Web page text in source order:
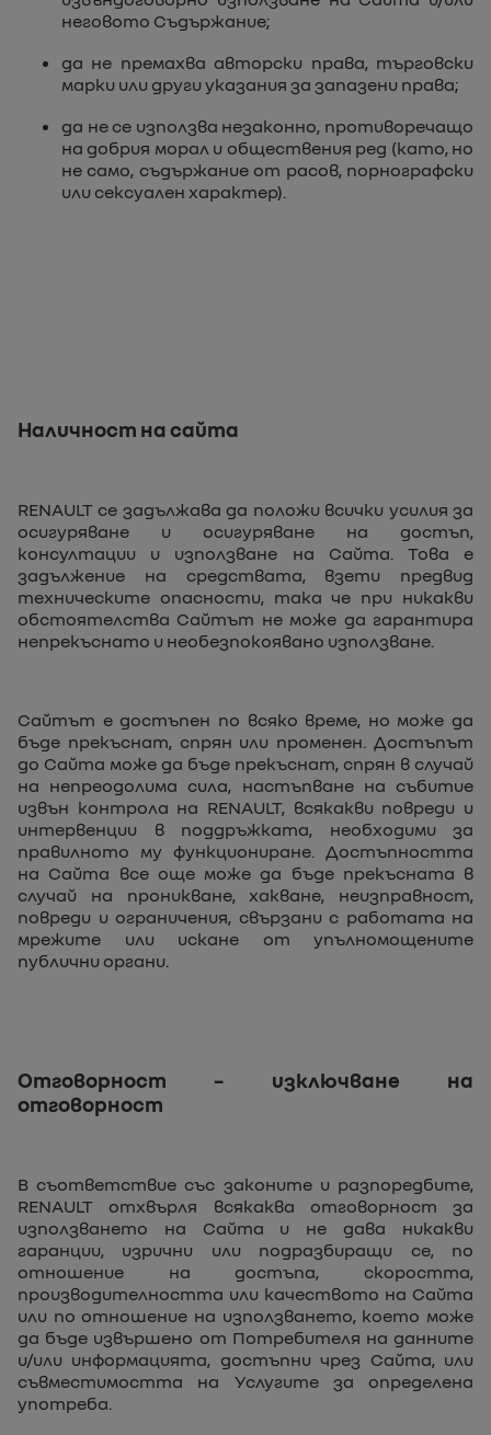
неговото Съдържание;
да не премахва авторски права, търговски
марки или други указания за запазени права;
да не се използва незаконно, противоречащо
на добрия морал и обществения ред (като, но
не само, съдържание от расов, порнографски
или сексуален характер).
Наличност на сайта
RENAULT се задължава да положи всички усилия за
осигуряване и осигуряване на достъп,
консултации и използване на Сайта. Това е
задължение на средствата, взети предвид
техническите опасности, така че при никакви
обстоятелства Сайтът не може да гарантира
непрекъснато и необезпокоявано използване.
Сайтът е достъпен по всяко време, но може да
бъде прекъснат, спрян или променен. Достъпът
до Сайта може да бъде прекъснат, спрян в случай
на непреодолима сила, настъпване на събитие
извън контрола на RENAULT, всякакви повреди и
интервенции в поддръжката, необходими за
правилното му функциониране. Достъпността
на Сайта все още може да бъде прекъсната в
случай на проникване, хакване, неизправност,
повреди и ограничения, свързани с работата на
мрежите или искане от упълномощените
публични органи.
Отговорност – изключване на
отговорност
В съответствие със законите и разпоредбите,
RENAULT отхвърля всякаква отговорност за
използването на Сайта и не дава никакви
гаранции, изрични или подразбиращи се, по
отношение на достъпа, скоростта,
производителността или качеството на Сайта
или по отношение на използването, което може
да бъде извършено от Потребителя на данните
и/или информацията, достъпни чрез Сайта, или
съвместимостта на Услугите за определена
употреба.